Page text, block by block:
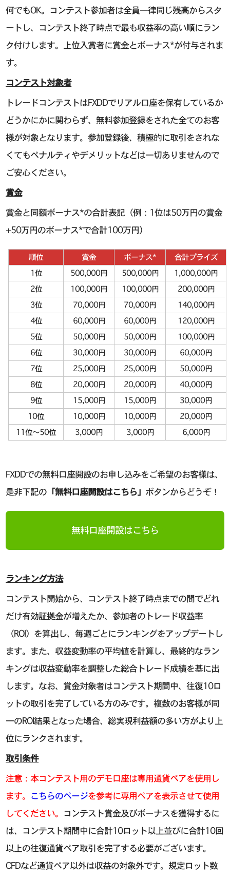
何でもOK。コンテスト参加者は全員一律同じ残高からスタ
ートし、コンテスト終了時点で最も収益率の高い順にラン
ク付けします。上位入賞者に賞金とボーナス*が付与されま
す。
コンテスト対象者
トレードコンテストはFXDDでリアル口座を保有しているか
どうかにかに関わらず、無料参加登録をされた全てのお客
様が対象となります。参加登録後、積極的に取引をされな
くてもペナルティやデメリットなどは一切ありませんので
ご安心ください。
賞金
賞金と同額ボーナス*の合計表記（例：1位は50万円の賞金
+50万円のボーナス*で合計100万円）
順位 賞金 ボーナス*
合計プライズ
1位
500,000円 500,000円
1,000,000円
2位
100,000円 100,000円
200,000円
3位
70,000円 70,000円
140,000円
4位
60,000円 60,000円
120,000円
5位
50,000円 50,000円
100,000円
6位
30,000円 30,000円
60,000円
7位
25,000円 25,000円
50,000円
8位
20,000円 20,000円
40,000円
9位
15,000円 15,000円
30,000円
10位
10,000円 10,000円
20,000円
11位～50位
3,000円 3,000円 6,000円
FXDDでの無料口座開設のお申し込みをご希望のお客様は、
是非下記の 「無料口座開設はこちら」 ボタンからどうぞ！
無料口座開設はこちら
ランキング方法
コンテスト開始から、コンテスト終了時点までの間でどれ
だけ有効証拠金が増えたか、参加者のトレード収益率
（ROI）を算出し、毎週ごとにランキングをアップデートし
ます。また、収益変動率の平均値を計算し、最終的なラン
キングは収益変動率を調整した総合トレード成績を基に出
します。なお、賞金対象者はコンテスト期間中、往復10ロ
ットの取引を完了している方のみです。複数のお客様が同
一のROI結果となった場合、総実現利益額の多い方がより上
位にランクされます。
取引条件
注意：本コンテスト用のデモ口座は専用通貨ペアを使用し
ます。 こちらのページを参考に専用ペアを表示させて使用
してください。 コンテスト賞金及びボーナスを獲得するに
は、コンテスト期間中に合計10ロット以上並びに合計10回
以上の往復通貨ペア取引を完了する必要がございます。
CFDなど通貨ペア以外は収益の対象外です。規定ロット数